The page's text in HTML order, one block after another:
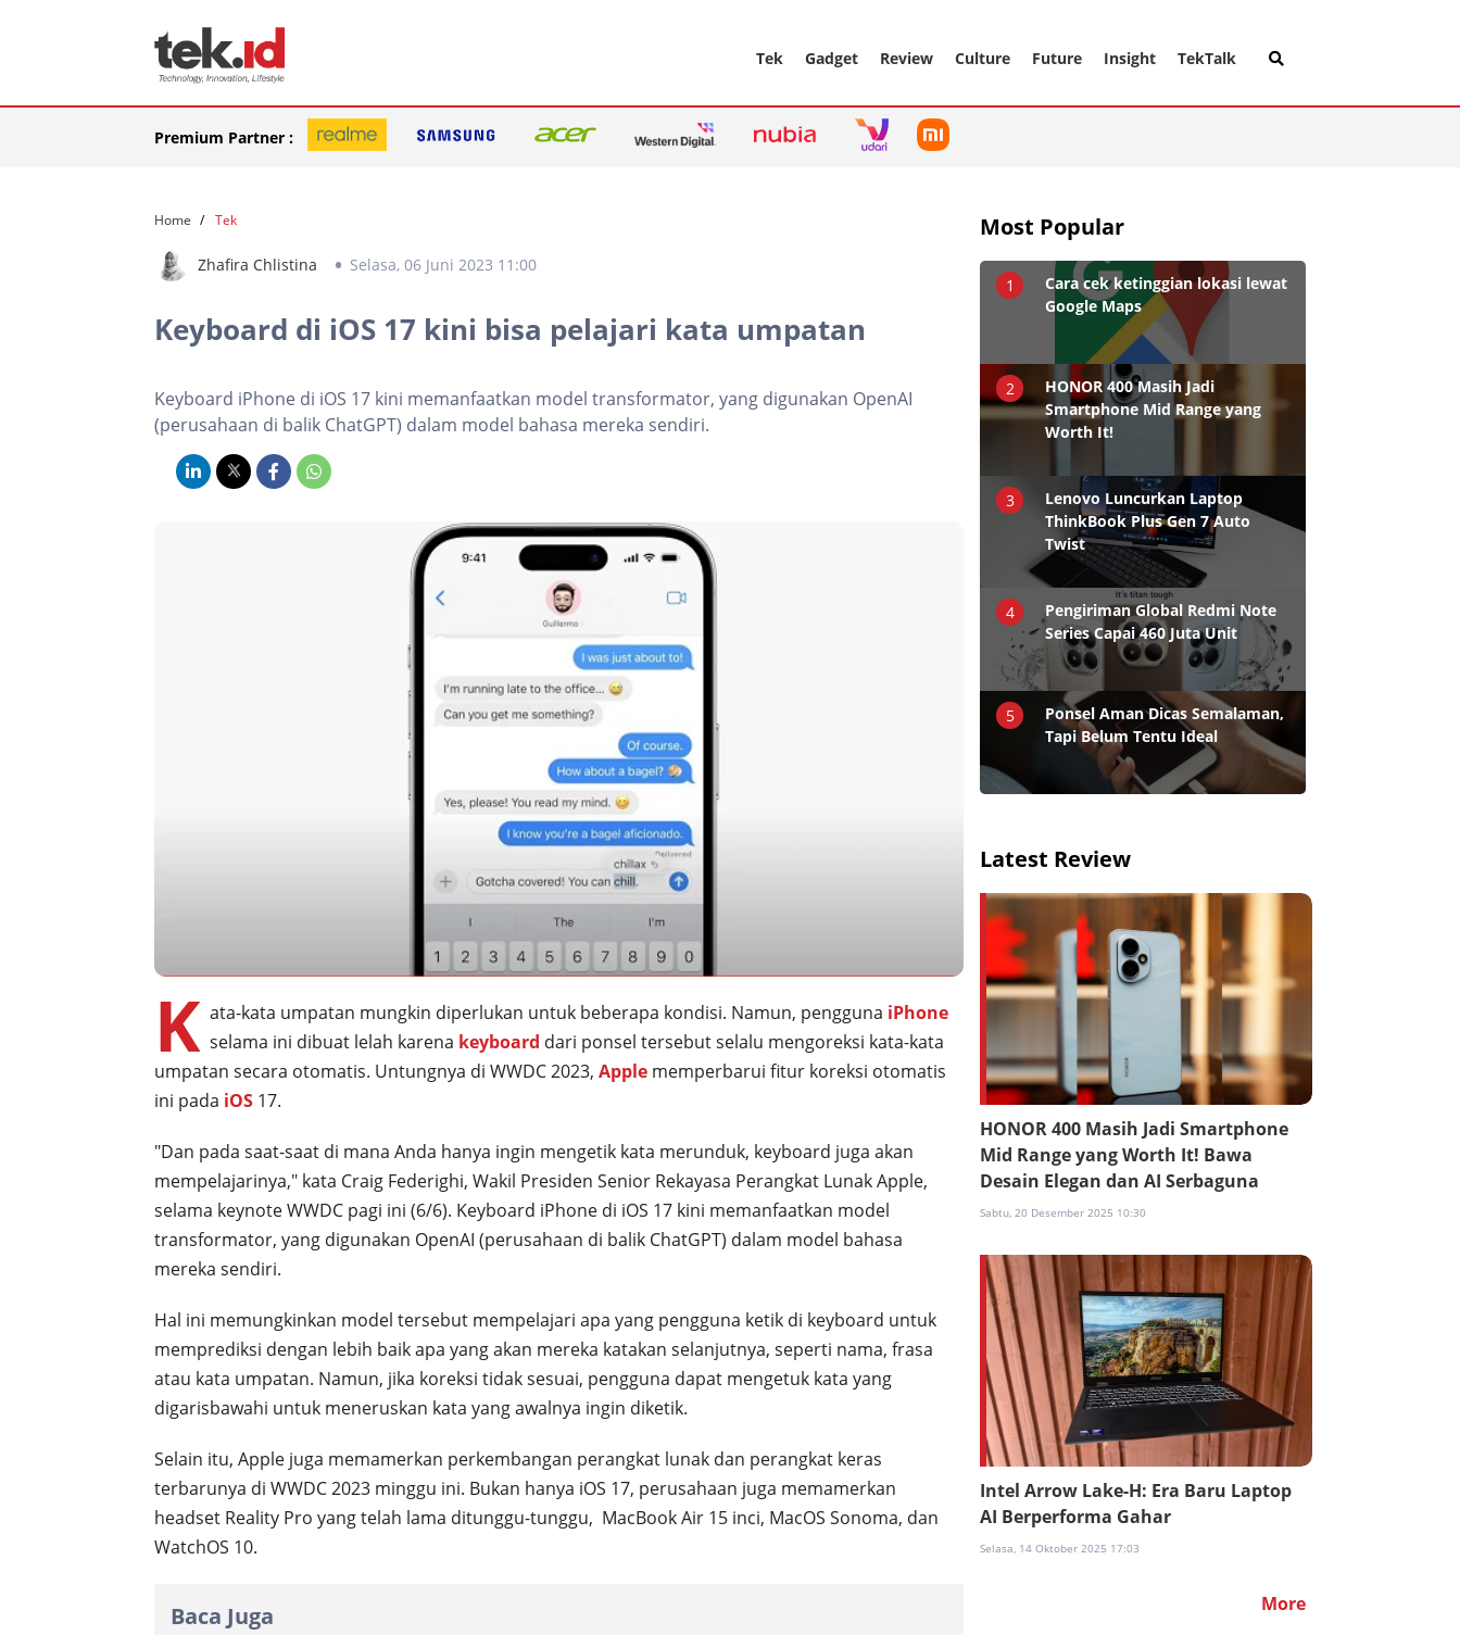
Tek Gadget Review Culture Future Insight TekTalk
Premium Partner :
Home Tek
Zhafira Chlistina Selasa, 06 Juni 2023 11:00
Keyboard di iOS 17 kini bisa pelajari kata umpatan
Keyboard iPhone di iOS 17 kini memanfaatkan model transformator, yang digunakan OpenAI
(perusahaan di balik ChatGPT) dalam model bahasa mereka sendiri.
K ata-kata umpatan mungkin diperlukan untuk beberapa kondisi. Namun, pengguna iPhone
selama ini dibuat lelah karena keyboard dari ponsel tersebut selalu mengoreksi kata-kata
umpatan secara otomatis. Untungnya di WWDC 2023, Apple memperbarui fitur koreksi otomatis
ini pada iOS 17.
"Dan pada saat-saat di mana Anda hanya ingin mengetik kata merunduk, keyboard juga akan
mempelajarinya," kata Craig Federighi, Wakil Presiden Senior Rekayasa Perangkat Lunak Apple,
selama keynote WWDC pagi ini (6/6). Keyboard iPhone di iOS 17 kini memanfaatkan model
transformator, yang digunakan OpenAI (perusahaan di balik ChatGPT) dalam model bahasa
mereka sendiri.
Hal ini memungkinkan model tersebut mempelajari apa yang pengguna ketik di keyboard untuk
memprediksi dengan lebih baik apa yang akan mereka katakan selanjutnya, seperti nama, frasa
atau kata umpatan. Namun, jika koreksi tidak sesuai, pengguna dapat mengetuk kata yang
digarisbawahi untuk meneruskan kata yang awalnya ingin diketik.
Selain itu, Apple juga memamerkan perkembangan perangkat lunak dan perangkat keras
terbarunya di WWDC 2023 minggu ini. Bukan hanya iOS 17, perusahaan juga memamerkan
headset Reality Pro yang telah lama ditunggu-tunggu, MacBook Air 15 inci, MacOS Sonoma, dan
WatchOS 10.
Baca Juga
Most Popular
1
Cara cek ketinggian lokasi lewat
Google Maps
2
HONOR 400 Masih Jadi
Smartphone Mid Range yang
Worth It!
3
Lenovo Luncurkan Laptop
ThinkBook Plus Gen 7 Auto
Twist
4
Pengiriman Global Redmi Note
Series Capai 460 Juta Unit
5
Ponsel Aman Dicas Semalaman,
Tapi Belum Tentu Ideal
Latest Review
HONOR 400 Masih Jadi Smartphone
Mid Range yang Worth It! Bawa
Desain Elegan dan AI Serbaguna
Sabtu, 20 Desember 2025 10:30
Intel Arrow Lake-H: Era Baru Laptop
AI Berperforma Gahar
Selasa, 14 Oktober 2025 17:03
More